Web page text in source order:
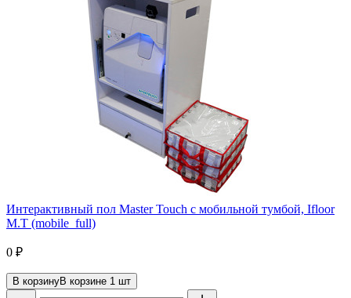
Интерактивный пол Master Touch с мобильной тумбой, Ifloor
M.T (mobile_full)
0 ₽
В корзинуВ корзине 1 шт